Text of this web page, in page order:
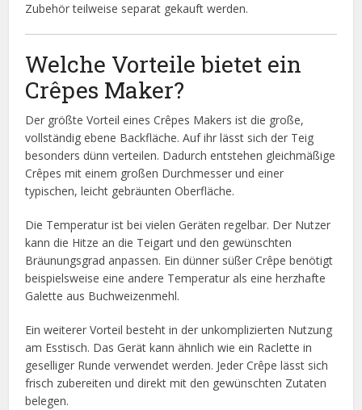
Zubehör teilweise separat gekauft werden.
Welche Vorteile bietet ein
Crêpes Maker?
Der größte Vorteil eines Crêpes Makers ist die große,
vollständig ebene Backfläche. Auf ihr lässt sich der Teig
besonders dünn verteilen. Dadurch entstehen gleichmäßige
Crêpes mit einem großen Durchmesser und einer
typischen, leicht gebräunten Oberfläche.
Die Temperatur ist bei vielen Geräten regelbar. Der Nutzer
kann die Hitze an die Teigart und den gewünschten
Bräunungsgrad anpassen. Ein dünner süßer Crêpe benötigt
beispielsweise eine andere Temperatur als eine herzhafte
Galette aus Buchweizenmehl.
Ein weiterer Vorteil besteht in der unkomplizierten Nutzung
am Esstisch. Das Gerät kann ähnlich wie ein Raclette in
geselliger Runde verwendet werden. Jeder Crêpe lässt sich
frisch zubereiten und direkt mit den gewünschten Zutaten
belegen.